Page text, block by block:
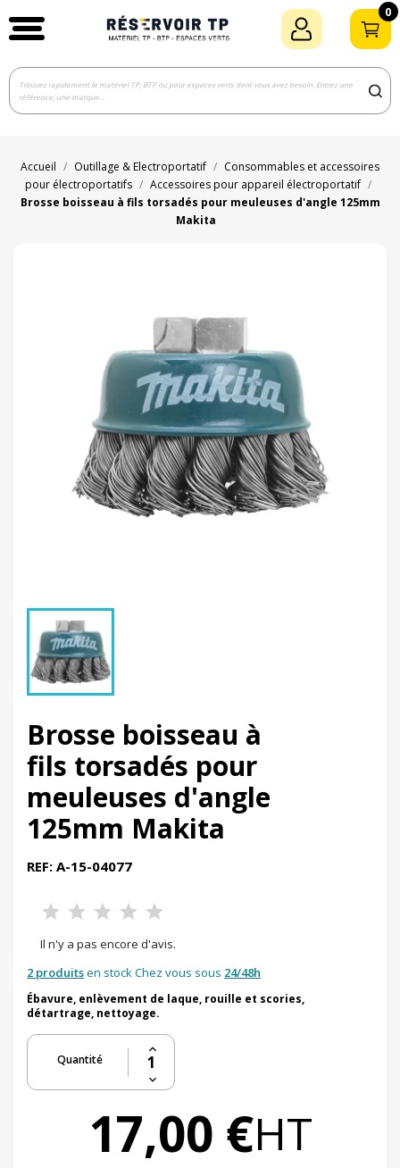
0
Accueil Outillage & Electroportatif
Consommables et accessoires
pour électroportatifs
Accessoires pour appareil électroportatif
Brosse boisseau à fils torsadés pour meuleuses d'angle 125mm
Makita
Brosse boisseau à
fils torsadés pour
meuleuses d'angle
125mm Makita
REF: A-15-04077
Il n'y a pas encore d'avis.
2 produitsen stock Chez vous sous 24/48h
Ébavure, enlèvement de laque, rouille et scories,
détartrage, nettoyage.
Quantité
17,00 €HT